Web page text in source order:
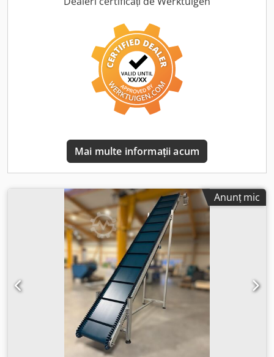
Curea transportoare PU DM 10/2 0+005 PU cu margine
ondulată, culoare petrol mat Acționare: Motor 0,55kW,
viteză 0,3 m/sec Conexiune 230/400V, 50Hz, clasă de
protecție IP54 Acționarea și componentele livrate gata de
conectare, inclusiv motorul 2 bucăți margini ondulate
80x45 mm Curea cu 2 straturi, deosebit de stabilă
transversal Lățime utilă 370 mm
Mai multe informații acum
Anunț mic